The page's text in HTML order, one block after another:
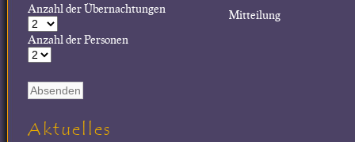
Mitteilung
Anzahl der Übernachtungen
Anzahl der Personen
Aktuelles